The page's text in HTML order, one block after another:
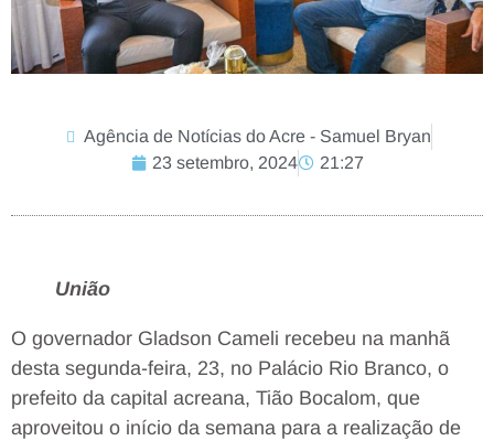
Agência de Notícias do Acre - Samuel Bryan
23 setembro, 2024
21:27
União
O governador Gladson Cameli recebeu na manhã
desta segunda-feira, 23, no Palácio Rio Branco, o
prefeito da capital acreana, Tião Bocalom, que
aproveitou o início da semana para a realização de